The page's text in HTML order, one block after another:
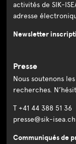
activités de SIK-
adresse
Newsletter
Presse
Nous soutenons
recherches.
T +41 44 388 51 36
presse@sik-isea.ch
Communiqués de